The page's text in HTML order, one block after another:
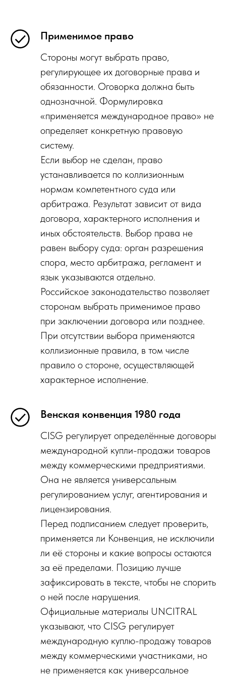
Применимое право
Стороны могут выбрать право,
регулирующее их договорные права и
обязанности. Оговорка должна быть
однозначной. Формулировка
«применяется международное право» не
определяет конкретную правовую
систему.
Если выбор не сделан, право
устанавливается по коллизионным
нормам компетентного суда или
арбитража. Результат зависит от вида
договора, характерного исполнения и
иных обстоятельств. Выбор права не
равен выбору суда: орган разрешения
спора, место арбитража, регламент и
язык указываются отдельно.
Российское законодательство позволяет
сторонам выбрать применимое право
при заключении договора или позднее.
При отсутствии выбора применяются
коллизионные правила, в том числе
правило о стороне, осуществляющей
характерное исполнение.
Венская конвенция 1980 года
CISG регулирует определённые договоры
международной купли-продажи товаров
между коммерческими предприятиями.
Она не является универсальным
регулированием услуг, агентирования и
лицензирования.
Перед подписанием следует проверить,
применяется ли Конвенция, не исключили
ли её стороны и какие вопросы остаются
за её пределами. Позицию лучше
зафиксировать в тексте, чтобы не спорить
о ней после нарушения.
Официальные материалы UNCITRAL
указывают, что CISG регулирует
международную куплю-продажу товаров
между коммерческими участниками, но
не применяется как универсальное